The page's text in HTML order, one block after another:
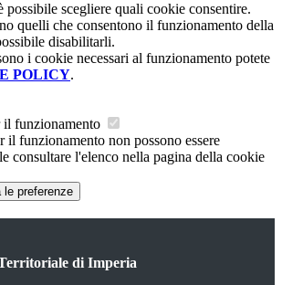
possibile scegliere quali cookie consentire.
quelli che consentono il funzionamento della
disabilitarli.
i cookie necessari al funzionamento potete
POLICY.
il funzionamento
il funzionamento non possono essere
consultare l'elenco nella pagina della cookie
le preferenze
di Imperia